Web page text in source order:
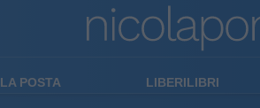
LA POSTA LIBERILIBRI